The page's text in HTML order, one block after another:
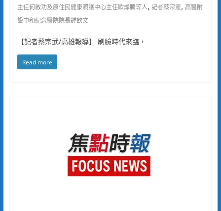
主任何啟功及原住民健康照護中心主任歐燦騰等人, 記者蔡宗憲, 高醫附
設中和紀念醫院院長鍾飲文
【記者蔡宗武/高雄報導】 刷臉時代來臨，
Read more